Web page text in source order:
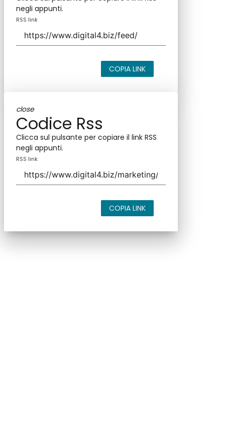
negli appunti.
RSS link
COPIA LINK
close
Codice Rss
Clicca sul pulsante per copiare il link RSS
negli appunti.
RSS link
COPIA LINK